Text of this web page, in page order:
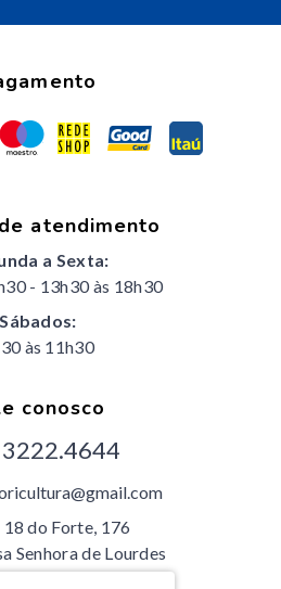
atendimento
a Sexta:
- 13h30 às 18h30
Sábados:
às 11h30
conosco
18 do Forte, 176
Senhora de Lourdes
do Sul /RS